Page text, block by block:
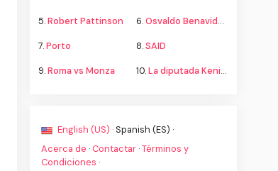
5.Robert Pattinson 6.Osvaldo Benavides
7.Porto 8.SAID
9.Roma vs Monza 10.La diputada Kenia López propone cambiar el nombre del país a México
English (US) · Spanish (ES) ·
Acerca de · Contactar ·Términos y
Condiciones ·